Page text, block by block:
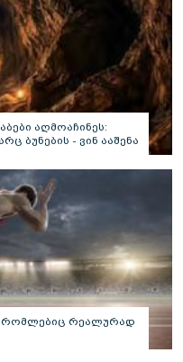
აღმოაჩინეს:
ბუნების - ვინ ააშენა
რომლებიც რეალურად